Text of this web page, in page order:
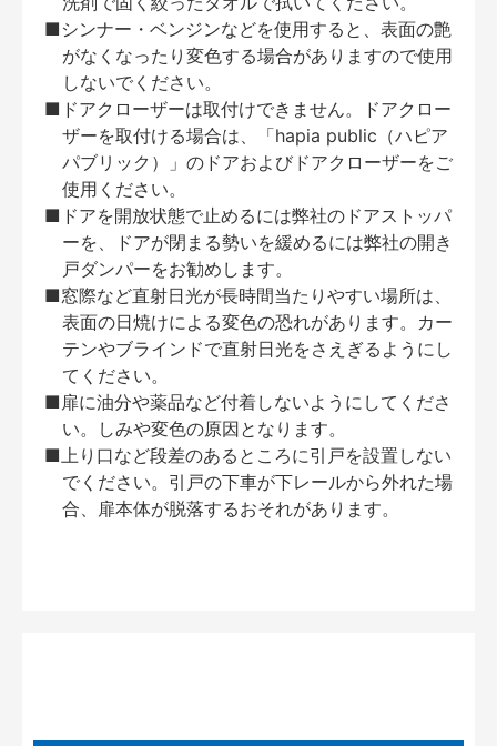
■シンナー・ベンジンなどを使用すると、表面の艶
がなくなったり変色する場合がありますので使用
しないでください。
■ドアクローザーは取付けできません。ドアクロー
ザーを取付ける場合は、「hapia public（ハピア
パブリック）」のドアおよびドアクローザーをご
使用ください。
■ドアを開放状態で止めるには弊社のドアストッパ
ーを、ドアが閉まる勢いを緩めるには弊社の開き
戸ダンパーをお勧めします。
■窓際など直射日光が長時間当たりやすい場所は、
表面の日焼けによる変色の恐れがあります。カー
テンやブラインドで直射日光をさえぎるようにし
てください。
■扉に油分や薬品など付着しないようにしてくださ
い。しみや変色の原因となります。
■上り口など段差のあるところに引戸を設置しない
でください。引戸の下車が下レールから外れた場
合、扉本体が脱落するおそれがあります。